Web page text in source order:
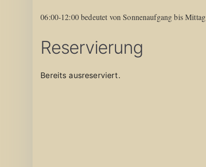
06:00-12:00 bedeutet von Sonnenaufgang bis Mittag
Reservierung
Bereits ausreserviert.